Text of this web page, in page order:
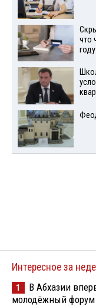
что
году
Интересное за
1
В Абхазии
молодёжный форум